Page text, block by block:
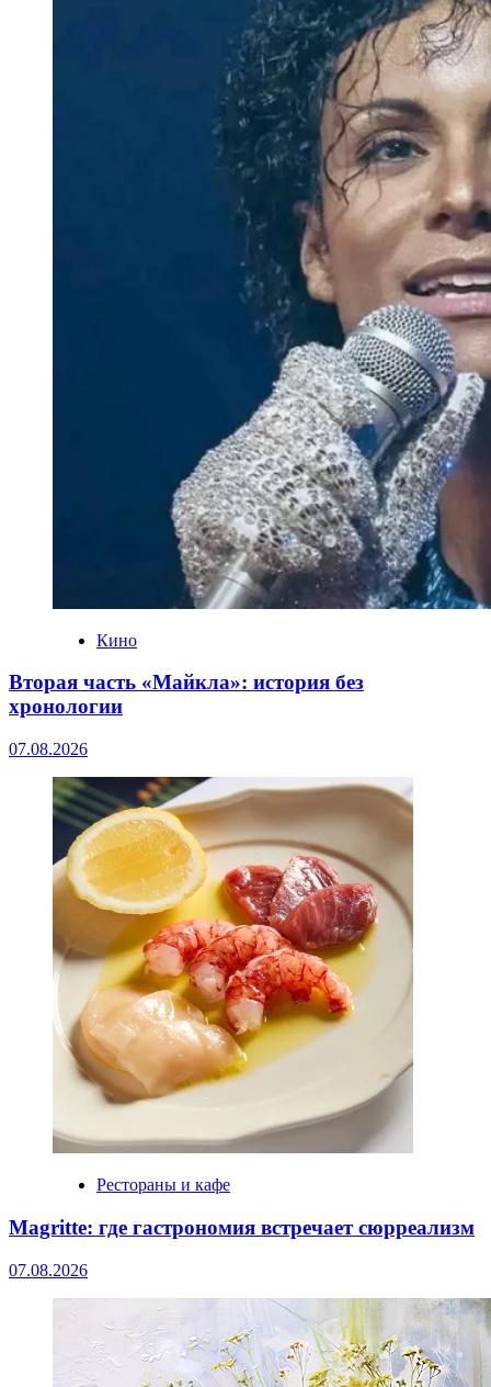
Кино
Вторая часть «Майкла»: история без
хронологии
07.08.2026
Рестораны и кафе
Magritte: где гастрономия встречает сюрреализм
07.08.2026